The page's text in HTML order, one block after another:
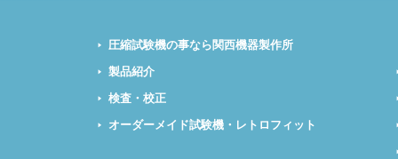
圧縮試験機の事なら関西機器製作所
製品紹介
検査・校正
オーダーメイド試験機・レトロフィット